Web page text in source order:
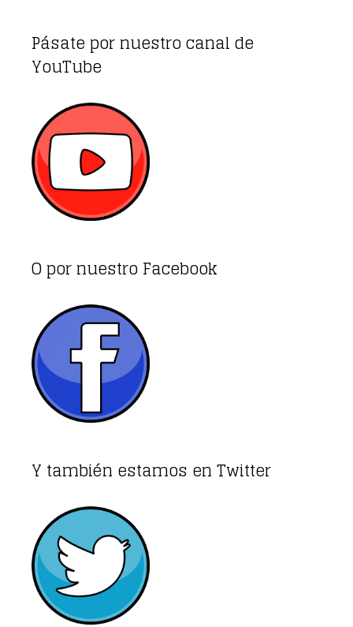
Pásate por nuestro canal de
YouTube
O por nuestro Facebook
Y también estamos en Twitter